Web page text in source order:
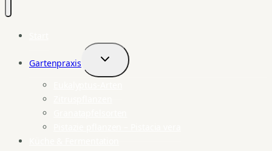
Gartenpraxis
Untermenü
umschalten